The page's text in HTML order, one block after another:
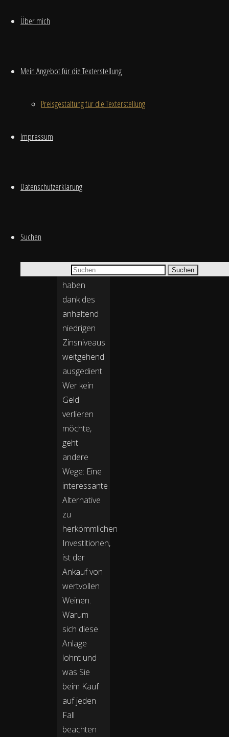
Über mich
Mein Angebot für die Texterstellung
Preisgestaltung für die Texterstellung
Impressum
Datenschutzerklärung
Suchen
Suchen
22. Februar
April 2024
Wein
Investitionsmöglichkeiten
haben
dank des
anhaltend
niedrigen
Zinsniveaus
weitgehend
ausgedient.
Wer kein
Geld
verlieren
möchte,
geht
andere
Wege: Eine
interessante
Alternative
zu
herkömmlichen
Investitionen,
ist der
Ankauf von
wertvollen
Weinen.
Warum
sich diese
Anlage
lohnt und
was Sie
beim Kauf
auf jeden
Fall
beachten